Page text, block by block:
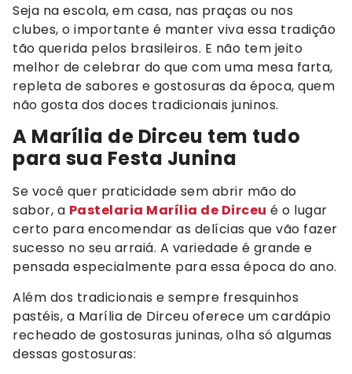
Seja na escola, em casa, nas praças ou nos
clubes, o importante é manter viva essa tradição
tão querida pelos brasileiros. E não tem jeito
melhor de celebrar do que com uma mesa farta,
repleta de sabores e gostosuras da época, quem
não gosta dos doces tradicionais juninos.
A Marília de Dirceu tem tudo
para sua Festa Junina
Se você quer praticidade sem abrir mão do
sabor, a Pastelaria Marília de Dirceu é o lugar
certo para encomendar as delícias que vão fazer
sucesso no seu arraiá. A variedade é grande e
pensada especialmente para essa época do ano.
Além dos tradicionais e sempre fresquinhos
pastéis, a Marília de Dirceu oferece um cardápio
recheado de gostosuras juninas, olha só algumas
dessas gostosuras: